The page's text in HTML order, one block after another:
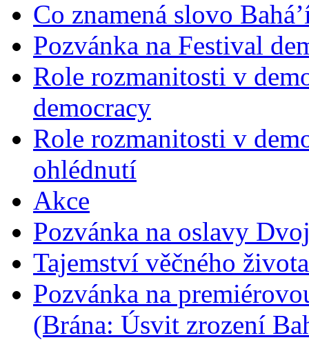
Co znamená slovo
Pozvánka na Festival
Role rozmanitosti v
democracy
Role rozmanitosti v
ohlédnutí
Akce
Pozvánka na oslavy
Tajemství věčného života
Pozvánka na
(Brána: Úsvit zrození